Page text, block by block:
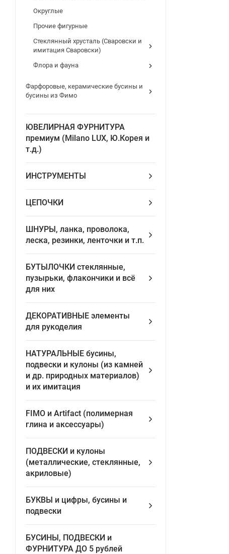
Округлые
Прочие фигурные
Стеклянный хрусталь (Сваровски и
имитация Сваровски)
Флора и фауна
Фарфоровые, керамические бусины и
бусины из Фимо
ЮВЕЛИРНАЯ ФУРНИТУРА
премиум (Milano LUX, Ю.Корея и
т.д.)
ИНСТРУМЕНТЫ
ЦЕПОЧКИ
ШНУРЫ, ланка, проволока,
леска, резинки, ленточки и т.п.
БУТЫЛОЧКИ стеклянные,
пузырьки, флакончики и всё
для них
ДЕКОРАТИВНЫЕ элементы
для рукоделия
НАТУРАЛЬНЫЕ бусины,
подвески и кулоны (из камней
и др. природных материалов)
и их имитация
FIMO и Artifact (полимерная
глина и аксессуары)
ПОДВЕСКИ и кулоны
(металлические, стеклянные,
акриловые)
БУКВЫ и цифры, бусины и
подвески
БУСИНЫ, ПОДВЕСКИ и
ФУРНИТУРА ДО 5 рублей